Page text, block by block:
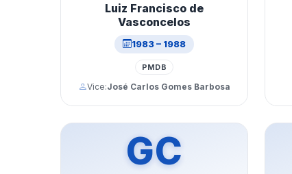
Luiz Francisco de
Vasconcelos
1983 – 1988
PMDB
Vice:José Carlos Gomes Barbosa
GC